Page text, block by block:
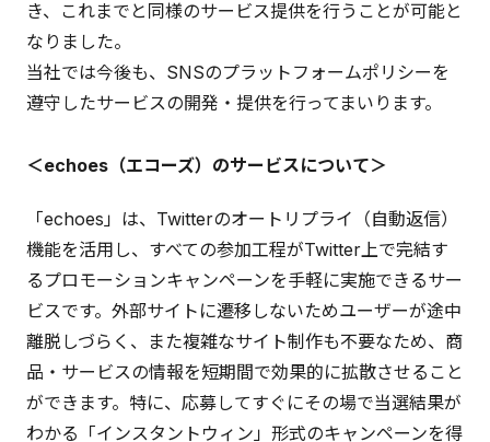
き、これまでと同様のサービス提供を行うことが可能と
なりました。
当社では今後も、SNSのプラットフォームポリシーを
遵守したサービスの開発・提供を行ってまいります。
＜echoes（エコーズ）のサービスについて＞
「echoes」は、Twitterのオートリプライ（自動返信）
機能を活用し、すべての参加工程がTwitter上で完結す
るプロモーションキャンペーンを手軽に実施できるサー
ビスです。外部サイトに遷移しないためユーザーが途中
離脱しづらく、また複雑なサイト制作も不要なため、商
品・サービスの情報を短期間で効果的に拡散させること
ができます。特に、応募してすぐにその場で当選結果が
わかる「インスタントウィン」形式のキャンペーンを得